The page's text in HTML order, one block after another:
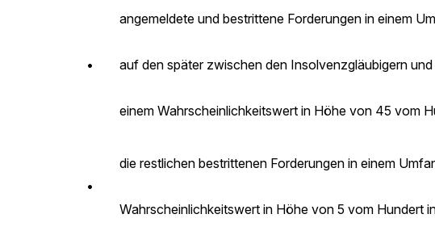
•
angemeldete und bestrittene Forderungen in einem
auf den später zwischen den Insolvenzgläubigern
einem Wahrscheinlichkeitswert in Höhe von 45 vom
•
die restlichen bestrittenen Forderungen in einem
Wahrscheinlichkeitswert in Höhe von 5 vom Hundert